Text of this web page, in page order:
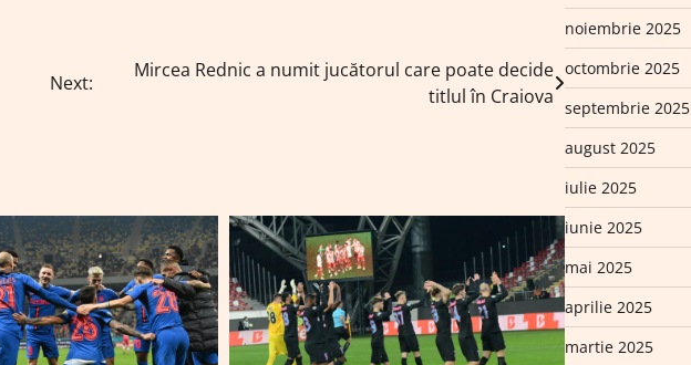
Next:
Mircea Rednic a numit jucătorul care poate decide
titlul în Craiova
noiembrie 2025
octombrie 2025
septembrie 2025
august 2025
iulie 2025
iunie 2025
mai 2025
aprilie 2025
martie 2025